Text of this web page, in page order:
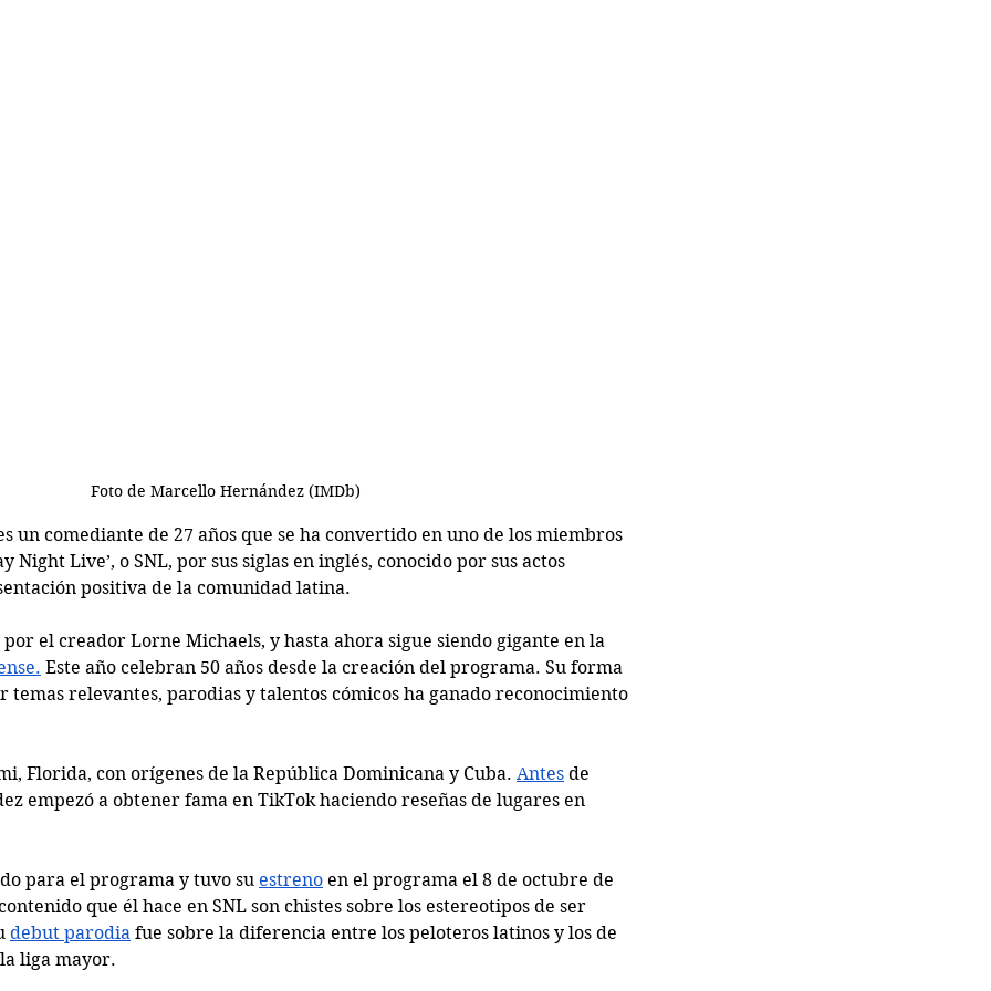
Foto de Marcello Hernández (IMDb)
un comediante de 27 años que se ha convertido en uno de los miembros
Night Live’, o SNL, por sus siglas en inglés, conocido por sus actos
positiva de la comunidad latina.
por el creador Lorne Michaels, y hasta ahora sigue siendo gigante en la
Este año celebran 50 años desde la creación del programa. Su forma
relevantes, parodias y talentos cómicos ha ganado reconocimiento
Florida, con orígenes de la República Dominicana y Cuba. Antes de
empezó a obtener fama en TikTok haciendo reseñas de lugares en
para el programa y tuvo su estreno en el programa el 8 de octubre de
que él hace en SNL son chistes sobre los estereotipos de ser
debut parodia fue sobre la diferencia entre los peloteros latinos y los de
liga mayor.